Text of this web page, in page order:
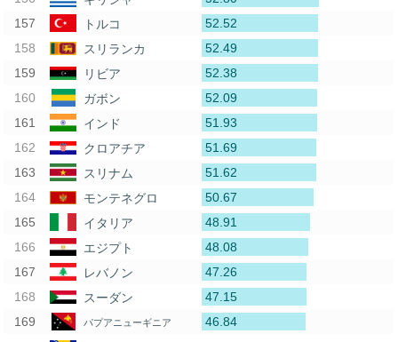
トルコ
52.52
スリランカ
52.49
リビア
52.38
ガボン
52.09
インド
51.93
クロアチア
51.69
スリナム
51.62
モンテネグロ
50.67
イタリア
48.91
エジプト
48.08
レバノン
47.26
スーダン
47.15
パプアニューギニア 46.84